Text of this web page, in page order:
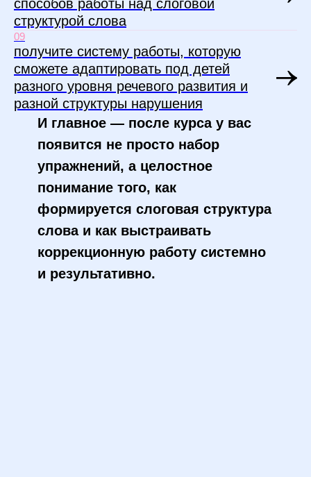
способов работы над слоговой
структурой слова
09
получите систему работы, которую
сможете адаптировать под детей
разного уровня речевого развития и
разной структуры нарушения
И главное — после курса у вас
появится не просто набор
упражнений, а целостное
понимание того, как
формируется слоговая структура
слова и как выстраивать
коррекционную работу системно
и результативно.